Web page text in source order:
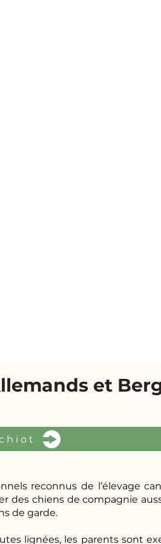
et
reconnus de l’élevage
des chiens de compagnie
de garde.
lignées, les parents sont